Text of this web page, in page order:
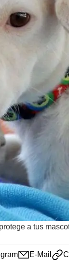
a tus
E-Mail